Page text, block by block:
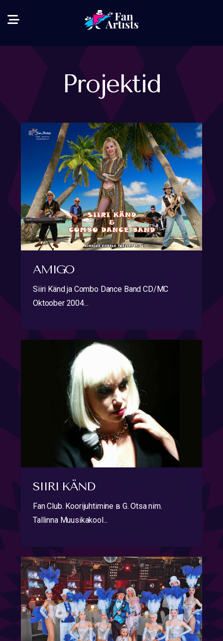
Projektid
AMIGO
Siiri Känd ja Combo Dance Band CD/MC
Oktoober 2004...
SIIRI KÄND
Fan Club. Koorijuhtimine в G. Otsa nim.
Tallinna Muusikakool...